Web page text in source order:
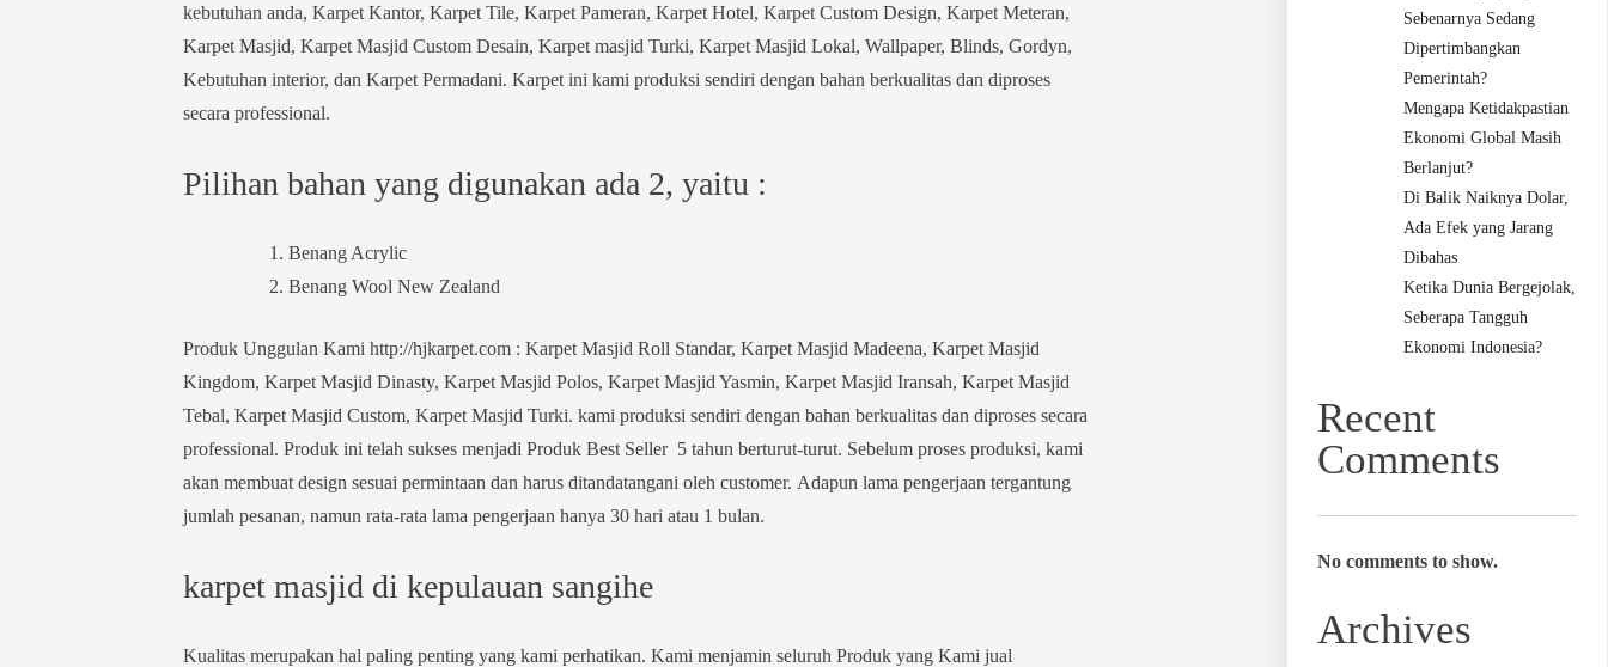
kebutuhan anda, Karpet Kantor, Karpet Tile, Karpet Pameran, Karpet Hotel, Karpet Custom Design, Karpet Meteran,
Karpet Masjid, Karpet Masjid Custom Desain, Karpet masjid Turki, Karpet Masjid Lokal, Wallpaper, Blinds, Gordyn,
Kebutuhan interior, dan Karpet Permadani. Karpet ini kami produksi sendiri dengan bahan berkualitas dan diproses
secara professional.
Pilihan bahan yang digunakan ada 2, yaitu :
Benang Acrylic
Benang Wool New Zealand
Produk Unggulan Kami http://hjkarpet.com : Karpet Masjid Roll Standar, Karpet Masjid Madeena, Karpet Masjid
Kingdom, Karpet Masjid Dinasty, Karpet Masjid Polos, Karpet Masjid Yasmin, Karpet Masjid Iransah, Karpet Masjid
Tebal, Karpet Masjid Custom, Karpet Masjid Turki. kami produksi sendiri dengan bahan berkualitas dan diproses secara
professional. Produk ini telah sukses menjadi Produk Best Seller 5 tahun berturut-turut. Sebelum proses produksi, kami
akan membuat design sesuai permintaan dan harus ditandatangani oleh customer. Adapun lama pengerjaan tergantung
jumlah pesanan, namun rata-rata lama pengerjaan hanya 30 hari atau 1 bulan.
karpet masjid di kepulauan sangihe
Kualitas merupakan hal paling penting yang kami perhatikan. Kami menjamin seluruh Produk yang Kami jual
Sebenarnya Sedang
Dipertimbangkan
Pemerintah?
Mengapa Ketidakpastian
Ekonomi Global Masih
Berlanjut?
Di Balik Naiknya Dolar,
Ada Efek yang Jarang
Dibahas
Ketika Dunia Bergejolak,
Seberapa Tangguh
Ekonomi Indonesia?
Recent
Comments
No comments to show.
Archives